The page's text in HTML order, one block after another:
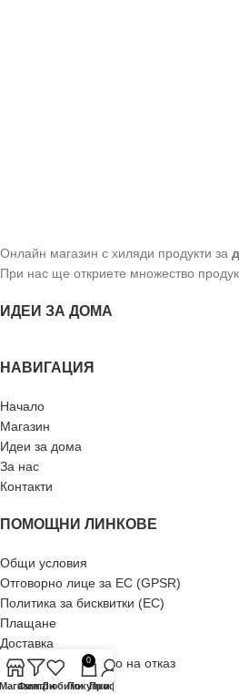
Онлайн магазин с хиляди продукти за
При нас ще откриете множество
ИДЕИ ЗА ДОМА
НАВИГАЦИЯ
Начало
Магазин
Идеи за дома
За нас
Контакти
ПОМОЩНИ ЛИНКОВЕ
Общи условия
Отговорно лице за ЕС (GPSR)
Политика за бисквитки (ЕС)
Плащане
Доставка
Рекламация и право на отказ
Връщане
ФилтриЛюбими
0
Покупки
Профил